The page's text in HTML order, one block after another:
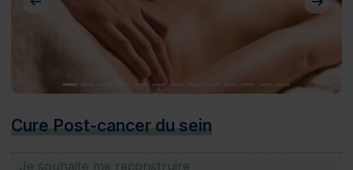
Précédent
Cure Post-cancer du sein
Je souhaite me reconstruire